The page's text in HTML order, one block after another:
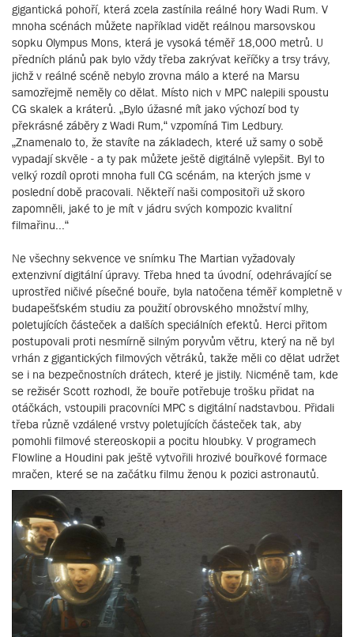
gigantická pohoří, která zcela zastínila reálné hory Wadi Rum. V
mnoha scénách můžete například vidět reálnou marsovskou
sopku Olympus Mons, která je vysoká téměř 18,000 metrů. U
předních plánů pak bylo vždy třeba zakrývat keříčky a trsy trávy,
jichž v reálné scéně nebylo zrovna málo a které na Marsu
samozřejmě neměly co dělat. Místo nich v MPC nalepili spoustu
CG skalek a kráterů. „Bylo úžasné mít jako výchozí bod ty
překrásné záběry z Wadi Rum,“ vzpomíná Tim Ledbury.
„Znamenalo to, že stavíte na základech, které už samy o sobě
vypadají skvěle - a ty pak můžete ještě digitálně vylepšit. Byl to
velký rozdíl oproti mnoha full CG scénám, na kterých jsme v
poslední době pracovali. Někteří naši compositoři už skoro
zapomněli, jaké to je mít v jádru svých kompozic kvalitní
filmařinu...“
Ne všechny sekvence ve snímku The Martian vyžadovaly
extenzivní digitální úpravy. Třeba hned ta úvodní, odehrávající se
uprostřed ničivé písečné bouře, byla natočena téměř kompletně v
budapešťském studiu za použití obrovského množství mlhy,
poletujících částeček a dalších speciálních efektů. Herci přitom
postupovali proti nesmírně silným poryvům větru, který na ně byl
vrhán z gigantických filmových větráků, takže měli co dělat udržet
se i na bezpečnostních drátech, které je jistily. Nicméně tam, kde
se režisér Scott rozhodl, že bouře potřebuje trošku přidat na
otáčkách, vstoupili pracovníci MPC s digitální nadstavbou. Přidali
třeba různě vzdálené vrstvy poletujících částeček tak, aby
pomohli filmové stereoskopii a pocitu hloubky. V programech
Flowline a Houdini pak ještě vytvořili hrozivé bouřkové formace
mračen, které se na začátku filmu ženou k pozici astronautů.